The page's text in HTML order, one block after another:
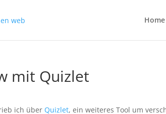
Home
mit Quizlet
ich über Quizlet, ein weiteres Tool um